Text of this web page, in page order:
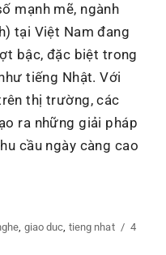
mạnh mẽ, ngành
tại Việt Nam đang
bậc, đặc biệt trong
tiếng Nhật. Với
thị trường, các
ra những giải pháp
cầu ngày càng cao
ngữ: Bứt phá trong kỷ
, giao duc, tieng nhat
4